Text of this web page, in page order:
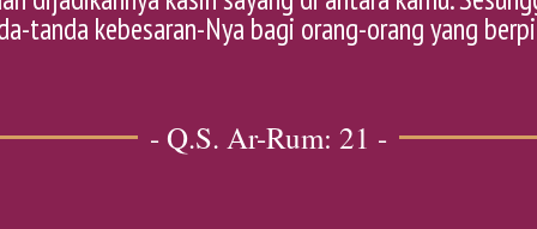
tanda kebesaran-Nya bagi orang-orang yang
- Q.S. Ar-Rum: 21 -